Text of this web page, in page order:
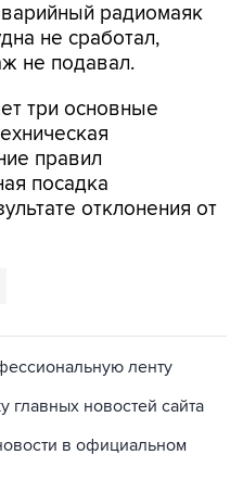
радиомаяк
не сработал,
не подавал.
три основные
правил
посадка
отклонения от
ленту
главных новостей сайта
в официальном